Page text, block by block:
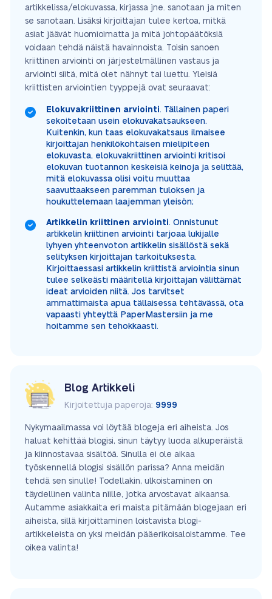
artikkelissa/elokuvassa, kirjassa jne. sanotaan ja miten
se sanotaan. Lisäksi kirjoittajan tulee kertoa, mitkä
asiat jäävät huomioimatta ja mitä johtopäätöksiä
voidaan tehdä näistä havainnoista. Toisin sanoen
kriittinen arviointi on järjestelmällinen vastaus ja
arviointi siitä, mitä olet nähnyt tai luettu. Yleisiä
kriittisten arviointien tyyppejä ovat seuraavat:
Elokuvakriittinen arviointi. Tällainen paperi
sekoitetaan usein elokuvakatsaukseen.
Kuitenkin, kun taas elokuvakatsaus ilmaisee
kirjoittajan henkilökohtaisen mielipiteen
elokuvasta, elokuvakriittinen arviointi kritisoi
elokuvan tuotannon keskeisiä keinoja ja selittää,
mitä elokuvassa olisi voitu muuttaa
saavuttaakseen paremman tuloksen ja
houkuttelemaan laajemman yleisön;
Artikkelin kriittinen arviointi. Onnistunut
artikkelin kriittinen arviointi tarjoaa lukijalle
lyhyen yhteenvoton artikkelin sisällöstä sekä
selityksen kirjoittajan tarkoituksesta.
Kirjoittaessasi artikkelin kriittistä arviointia sinun
tulee selkeästi määritellä kirjoittajan välittämät
ideat arvioiden niitä. Jos tarvitset
ammattimaista apua tällaisessa tehtävässä, ota
vapaasti yhteyttä PaperMastersiin ja me
hoitamme sen tehokkaasti.
Blog Artikkeli
Kirjoitettuja paperoja: 9999
Nykymaailmassa voi löytää blogeja eri aiheista. Jos
haluat kehittää blogisi, sinun täytyy luoda alkuperäistä
ja kiinnostavaa sisältöä. Sinulla ei ole aikaa
työskennellä blogisi sisällön parissa? Anna meidän
tehdä sen sinulle! Todellakin, ulkoistaminen on
täydellinen valinta niille, jotka arvostavat aikaansa.
Autamme asiakkaita eri maista pitämään blogejaan eri
aiheista, sillä kirjoittaminen loistavista blogi-
artikkeleista on yksi meidän pääerikoisaloistamme. Tee
oikea valinta!